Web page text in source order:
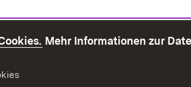
Mehr Informationen zur